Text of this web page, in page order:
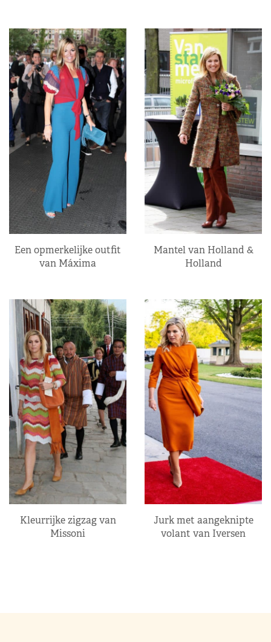
Een opmerkelijke outfit
van Máxima
Mantel van Holland &
Holland
Kleurrijke zigzag van
Missoni
Jurk met aangeknipte
volant van Iversen